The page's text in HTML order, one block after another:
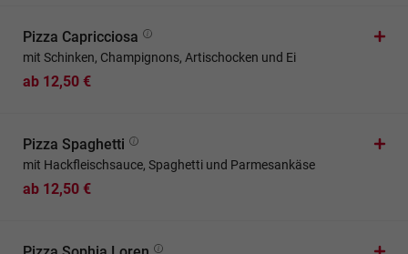
Pizza Capricciosa
mit Schinken, Champignons, Artischocken und Ei
ab 12,50 €
Pizza Spaghetti
mit Hackfleischsauce, Spaghetti und Parmesankäse
ab 12,50 €